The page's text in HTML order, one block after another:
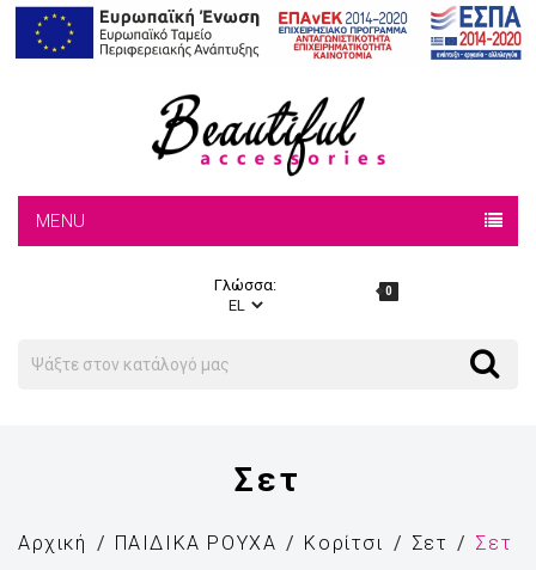
MENU
Γλώσσα: 0
Search
Σετ
Αρχική ΠΑΙΔΙΚΑ ΡΟΥΧΑ Κορίτσι Σετ Σετ